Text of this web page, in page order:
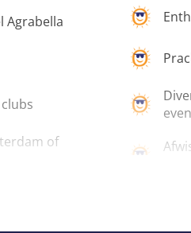
Agrabella
of